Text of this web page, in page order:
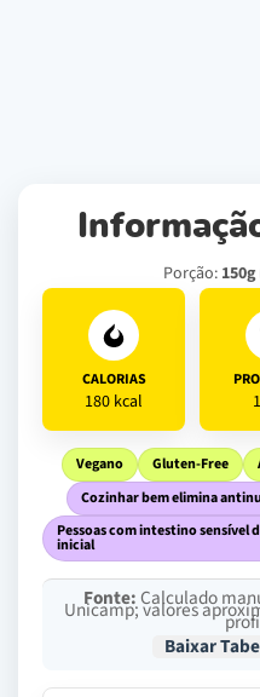
Porção:
CALORIAS
180 kcal
Vegano Gluten-Free
Cozinhar bem elimina
Pessoas com intestino sensível
inicial
Fonte:Calculado
Unicamp; valores
Baixar